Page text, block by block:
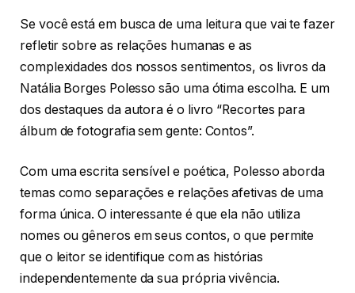
Se você está em busca de uma leitura que vai te fazer
refletir sobre as relações humanas e as
complexidades dos nossos sentimentos, os livros da
Natália Borges Polesso são uma ótima escolha. E um
dos destaques da autora é o livro “Recortes para
álbum de fotografia sem gente: Contos”.
Com uma escrita sensível e poética, Polesso aborda
temas como separações e relações afetivas de uma
forma única. O interessante é que ela não utiliza
nomes ou gêneros em seus contos, o que permite
que o leitor se identifique com as histórias
independentemente da sua própria vivência.